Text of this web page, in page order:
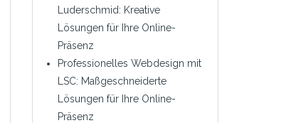
Luderschmid: Kreative
Lösungen für Ihre Online-
Präsenz
Professionelles Webdesign mit
LSC: Maßgeschneiderte
Lösungen für Ihre Online-
Präsenz